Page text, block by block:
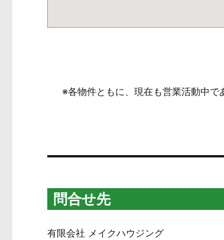
※各物件ともに、現在も営業活動中で
問合せ先
有限会社 メイクハウジング